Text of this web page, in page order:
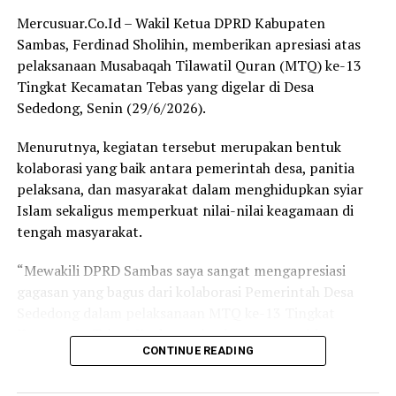
Kabupaten Sambas: 458.286 pemilih
Kabupaten Bengkayang: 206.526 pemilih
Kota Singkawang: 169.951 pemilih
Sehingga total jumlah pemilih di ketiga daerah mencapai
sekitar 834.763 pemilih.
Sehan menegaskan bahwa besarnya jumlah pemilih
tersebut menunjukkan kawasan Sambas, Bengkayang,
dan Singkawang memiliki potensi yang cukup untuk
mendapatkan representasi politik yang lebih
proporsional apabila dilakukan penataan daerah
pemilihan sesuai ketentuan yang berlaku.
penduduk maupun jumlah pemilih juga sudah sangat
layak menjadi pertimbangan dalam wacana pemekaran
dapil. Dengan keterwakilan yang lebih efektif, aspirasi
Mercusuar.Co.Id – Wakil Ketua DPRD Kabupaten
Sambas, Ferdinad Sholihin, memberikan apresiasi atas
pelaksanaan Musabaqah Tilawatil Quran (MTQ) ke-13
Tingkat Kecamatan Tebas yang digelar di Desa
Sededong, Senin (29/6/2026).
Menurutnya, kegiatan tersebut merupakan bentuk
kolaborasi yang baik antara pemerintah desa, panitia
pelaksana, dan masyarakat dalam menghidupkan syiar
Islam sekaligus memperkuat nilai-nilai keagamaan di
tengah masyarakat.
“Mewakili DPRD Sambas saya sangat mengapresiasi
gagasan yang bagus dari kolaborasi Pemerintah Desa
Kecamatan Tebas. Ke depan, kegiatan serupa bisa terus
dilaksanakan di desa-desa lainnya,” kata Ferdinad.
CONTINUE READING